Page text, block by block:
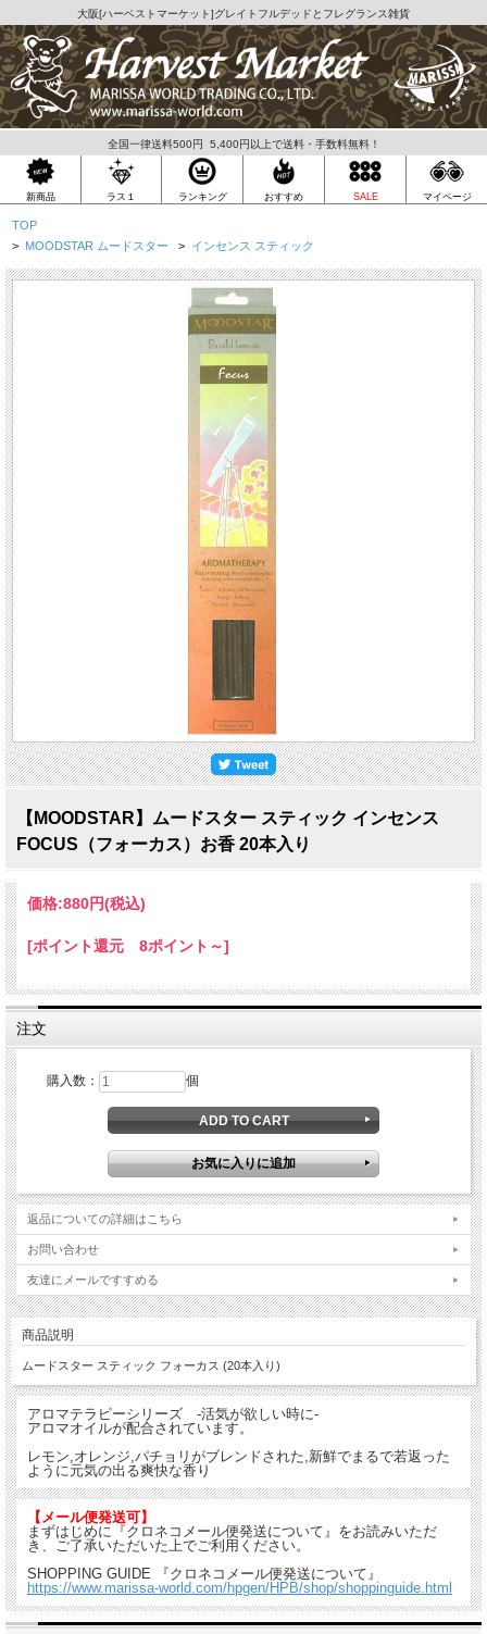
大阪[ハーベストマーケット]グレイトフルデッドとフレグランス雑貨
全国一律送料500円 5,400円以上で送料・手数料無料！
新商品 ラス１ ランキング おすすめ SALE マイページ
TOP
> MOODSTAR ムードスター > インセンス スティック
【MOODSTAR】ムードスター スティック インセンス
FOCUS（フォーカス）お香 20本入り
価格:880円(税込)
[ポイント還元 8ポイント～]
注文
購入数： 個
返品についての詳細はこちら
お問い合わせ
友達にメールですすめる
商品説明
ムードスター スティック フォーカス (20本入り)
アロマテラピーシリーズ -活気が欲しい時に-
アロマオイルが配合されています。
レモン,オレンジ,パチョリがブレンドされた,新鮮でまるで若返った
ように元気の出る爽快な香り
【メール便発送可】
まずはじめに『クロネコメール便発送について』をお読みいただ
き、ご了承いただいた上でご利用ください。
SHOPPING GUIDE 『クロネコメール便発送について』
https://www.marissa-world.com/hpgen/HPB/shop/shoppinguide.html